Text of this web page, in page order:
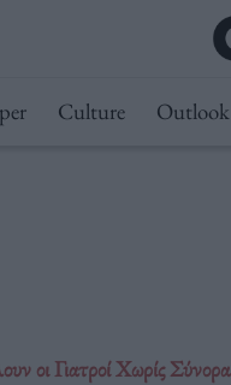
Culture Outlook
οι Γιατροί Χωρίς Σύνορα